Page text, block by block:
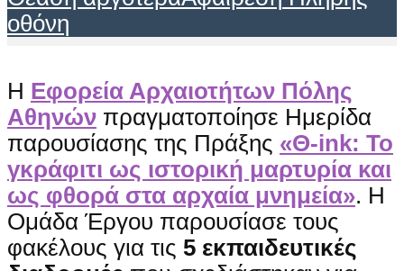
οθόνη
Η Εφορεία Αρχαιοτήτων Πόλης
Αθηνών πραγματοποίησε Ημερίδα
παρουσίασης της Πράξης «Θ-ink: To
γκράφιτι ως ιστορική μαρτυρία και
ως φθορά στα αρχαία μνημεία». H
Ομάδα Έργου παρουσίασε τους
φακέλους για τις 5 εκπαιδευτικές